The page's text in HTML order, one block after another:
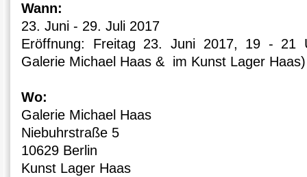
Wann:
23. Juni - 29. Juli 2017
Eröffnung: Freitag 23. Juni 2017, 19 - 21
Galerie Michael Haas & im Kunst Lager Haas)
Wo:
Galerie Michael Haas
Niebuhrstraße 5
10629 Berlin
Kunst Lager Haas